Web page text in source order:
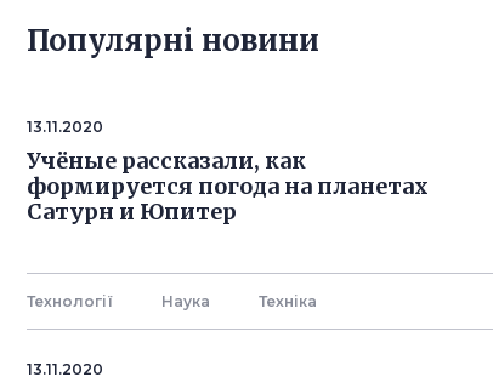
Популярнi новини
13.11.2020
Учёные рассказали, как
формируется погода на планетах
Сатурн и Юпитер
Технології Наука Технiка
13.11.2020